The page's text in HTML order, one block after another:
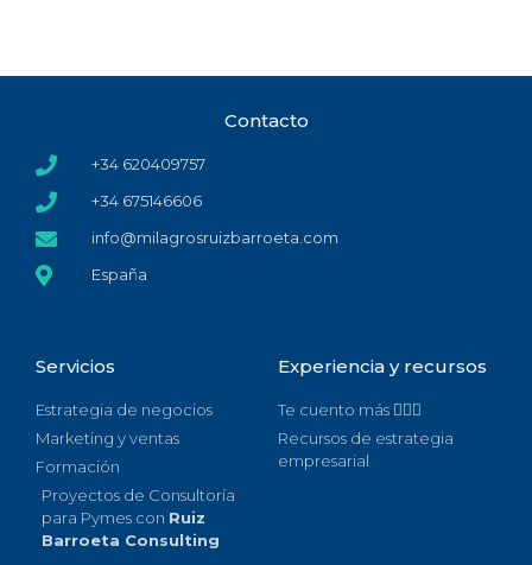
Contacto
+34 620409757
+34 675146606
info@milagrosruizbarroeta.com
España
Servicios
Estrategia de negocios
Marketing y ventas
Formación
Proyectos de Consultoría
para Pymes con Ruiz
Barroeta Consulting
Experiencia y recursos
Te cuento más 🙋🏻‍♀️
Recursos de estrategia
empresarial